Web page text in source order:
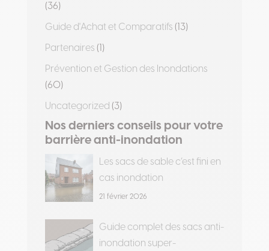
(36)
Guide d'Achat et Comparatifs (13)
Partenaires (1)
Prévention et Gestion des Inondations
(60)
Uncategorized (3)
Nos derniers conseils pour votre
barrière anti-inondation
Les sacs de sable c’est fini en
cas inondation
21 février 2026
Guide complet des sacs anti-
inondation super-